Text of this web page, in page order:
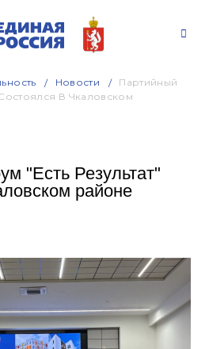
Новости
Партийный
В Чкаловском
"Есть Результат"
районе